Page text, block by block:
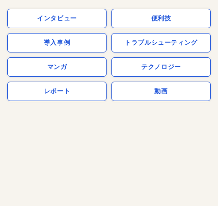
インタビュー 便利技
導入事例 トラブルシューティング
マンガ テクノロジー
レポート 動画